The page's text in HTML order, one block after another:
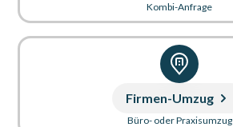
Kombi-Anfrage
Firmen-Umzug
Büro- oder Praxisumzug